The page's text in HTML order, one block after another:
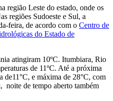
região Leste do estado, onde os
regiões Sudoeste e Sul, a
feira, de acordo com o Centro de
do Estado de
atingiram 10ºC. Itumbiara, Rio
de 11ºC. Até a próxima
e máxima de 28°C, com
noite de tempo aberto também